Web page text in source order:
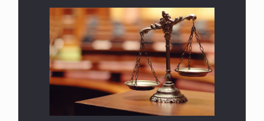
هل يجوز فتح مشروع كوافير نسائي للمحجبات وغير
المحجبات؟
المفهوم الحقيقي للجهاد الإسلامي..